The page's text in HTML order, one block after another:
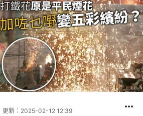
更新： 2025-02-12 12:39